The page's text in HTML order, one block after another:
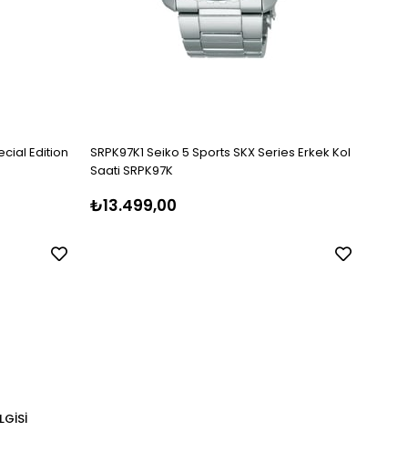
Edition
SRPK97K1 Seiko 5 Sports SKX Series Erkek Kol
Saati SRPK97K
₺13.499,00